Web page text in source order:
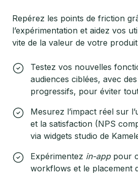
Repérez les points de friction
l’expérimentation et aidez vos
vite de la valeur de votre produit
Testez vos nouvelles
audiences ciblées, avec
progressifs, pour éviter
Mesurez l’impact réel sur
et la satisfaction (NPS
via widgets studio de
Expérimentez in-apppour
workflows et le placement